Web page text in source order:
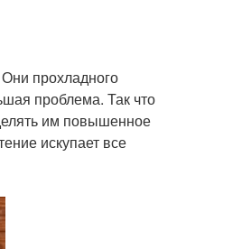
прохладного
проблема. Так что
им повышенное
искупает все